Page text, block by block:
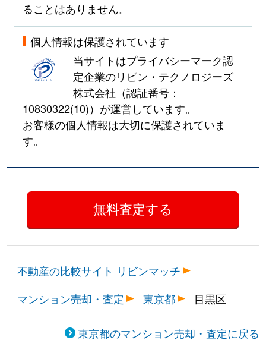
東山
2,000万円
碑文谷
1,200万円 学芸大学
碑文谷
4,100万円 学芸大学
徒歩
碑文谷
9,900万円 学芸大学
碑文谷
1,300万円 学芸大学
碑文谷
11,000万円 学芸大学
徒歩
5,000万円 学芸大学
碑文谷
5,200万円 学芸大学
徒歩
碑文谷
8,200万円 学芸大学
碑文谷
3,600万円 都立大学
2,600万円 都立大学
徒歩8
ることはありません。
個人情報は保護されています
当サイトはプライバシーマーク認
定企業のリビン・テクノロジーズ
株式会社（認証番号：
10830322(10)）が運営しています。
お客様の個人情報は大切に保護されていま
す。
不動産の比較サイト リビンマッチ
マンション売却・査定
東京都 目黒区
東京都のマンション売却・査定に戻る